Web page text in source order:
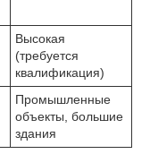
Высокая
(требуется
квалификация)
Промышленные
объекты, большие
здания